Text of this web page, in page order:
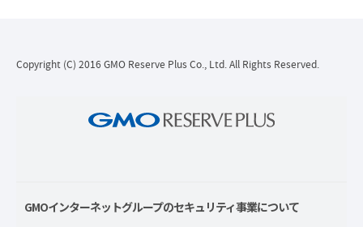
Copyright (C) 2016 GMO Reserve Plus Co., Ltd. All Rights Reserved.
GMOインターネットグループのセキュリティ事業について